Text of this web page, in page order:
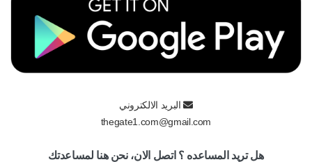
البريد الالكتروني
thegate1.com@gmail.com
هل تريد المساعده ؟ اتصل الان، نحن هنا لمساعدتك